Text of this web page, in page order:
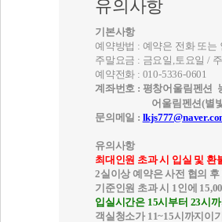
유의사항
기본사항
예약방법 : 예약은 전화 또는
주말요금 : 금요일,토요일 /
예약전화 : 010-5336-0601
계좌번호 : 평창어울림펜션
어울림펜션(별
문의메일 :
유의사항
최대인원 초과 시 입실 및 환
2실이상 예약은 사전 협의
기준인원 초과 시 1인에
입실시간은 15시부터 23시
객실청소가 11~15시까지이